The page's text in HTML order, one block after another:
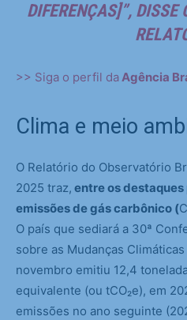
DIFERENÇAS]”, DISSE
>> Siga o perfil daAgência
Clima e meio
O Relatório do Observatório
2025 traz, entre os
emissões de gás carbônico (
O país que sediará a 30ª
sobre as Mudanças
novembro emitiu 12,4
equivalente (ou tCO₂e), em
emissões no ano seguinte